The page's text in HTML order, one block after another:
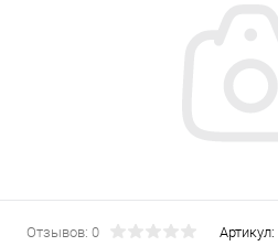
Отзывов: 0 Артикул: